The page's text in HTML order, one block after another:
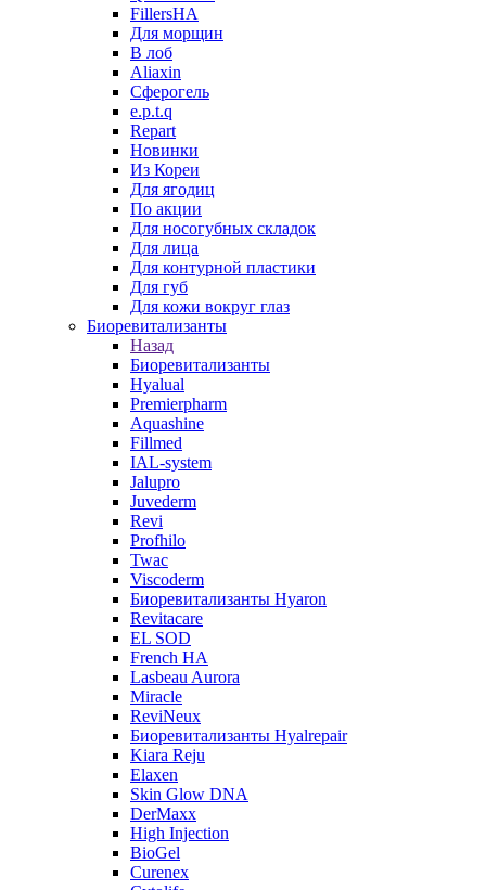
FillersHA
Для морщин
В лоб
Aliaxin
Сферогель
e.p.t.q
Repart
Новинки
Из Кореи
Для ягодиц
По акции
Для носогубных складок
Для лица
Для контурной пластики
Для губ
Для кожи вокруг глаз
Биоревитализанты
Назад
Биоревитализанты
Hyalual
Premierpharm
Aquashine
Fillmed
IAL-system
Jalupro
Juvederm
Revi
Profhilo
Twac
Viscoderm
Биоревитализанты Hyaron
Revitacare
EL SOD
French HA
Lasbeau Aurora
Miracle
ReviNeux
Биоревитализанты Hyalrepair
Kiara Reju
Elaxen
Skin Glow DNA
DerMaxx
High Injection
BioGel
Curenex